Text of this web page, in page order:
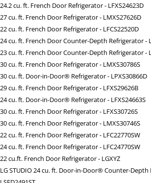
24.2 cu. ft. French Door Refrigerator - LFXS24623D
27 cu. ft. French Door Refrigerator - LMXS27626D
22 cu. ft. French Door Refrigerator - LFCS22520D
24 cu. ft. French Door Counter-Depth Refrigerator -
23 cu. ft. French Door Counter-Depth Refrigerator -
30 cu. ft. French Door Refrigerator - LMXS30786S
30 cu. ft. Door-in-Door® Refrigerator - LPXS30866D
29 cu. ft. French Door Refrigerator - LFXS29626B
24 cu. ft. Door-in-Door® Refrigerator - LFXS24663S
30 cu. ft. French Door Refrigerator - LFXS30726S
30 cu. ft. French Door Refrigerator - LMXS30746S
22 cu. ft. French Door Refrigerator - LFC22770SW
24 cu. ft. French Door Refrigerator - LFC24770SW
22 cu.ft. French Door Refrigerator - LGXYZ
LG STUDIO 24 cu. ft. Door-in-Door® Counter-Depth